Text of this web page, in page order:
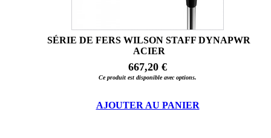
SÉRIE DE FERS WILSON STAFF DYNAPWR
ACIER
667,20 €
Ce produit est disponible avec options.
AJOUTER AU PANIER